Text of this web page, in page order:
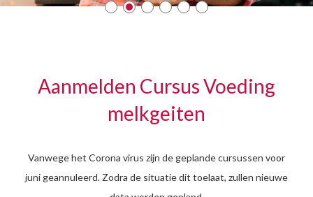
Aanmelden Cursus Voeding
melkgeiten
Vanwege het Corona virus zijn de geplande cursussen voor
juni geannuleerd. Zodra de situatie dit toelaat, zullen nieuwe